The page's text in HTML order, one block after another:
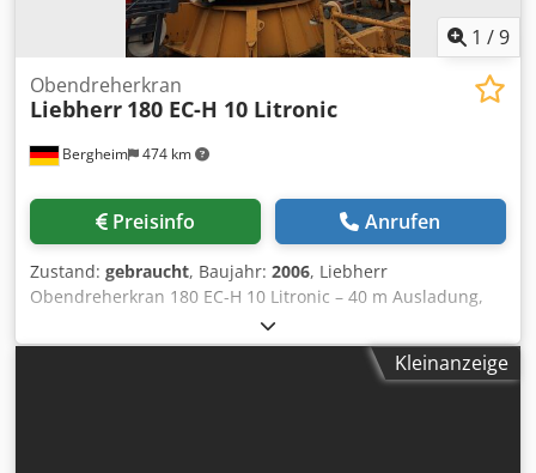
1 /9
Bergheim 474 km
Obendreherkran
Liebherr 180 EC-H 10 Litronic
Preisinfo Anrufen
Zustand: gebraucht, Baujahr: 2006, Liebherr
Obendreherkran 180 EC-H 10 Litronic – 40 m Ausladung,
10 t Traglast, 44.997 Obendreher-Turmdrehkran mit
Litronic-Steuerung, angeboten als Oberkran ohne Turm.
Dedpfx Aeyy I Iveivock Hersteller: Liebherr Modell: 180 EC-
Kleinanzeige